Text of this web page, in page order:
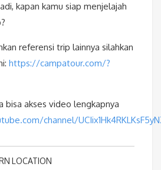
kapan kamu siap menjelajah
referensi trip lainnya silahkan
https://campatour.com/?
bisa akses video lengkapnya
channel/
LOCATION